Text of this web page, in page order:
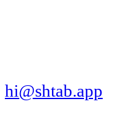
hi@shtab.app